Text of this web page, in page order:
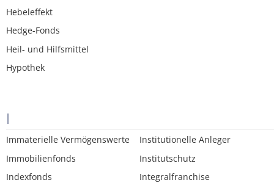
Hebeleffekt
Hedge-Fonds
Heil- und Hilfsmittel
Hypothek
I
Immaterielle Vermögenswerte
Immobilienfonds
Indexfonds
Institutionelle Anleger
Institutschutz
Integralfranchise